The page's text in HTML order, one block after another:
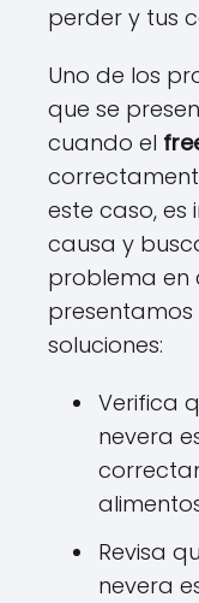
perder y tus
Uno de los
que se
cuando el
este caso,
causa y
problema en
soluciones:
Verifica
nevera
Revisa
nevera